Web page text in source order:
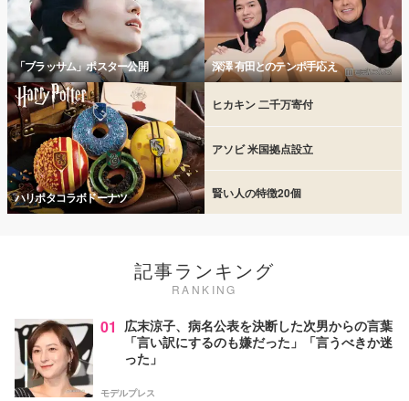
「ブラッサム」ポスター公開 深澤 有田とのテンポ手応え
ハリポタコラボドーナツ
ヒカキン 二千万寄付
アソビ 米国拠点設立
賢い人の特徴20個
記事ランキング
RANKING
01 広末涼子、病名公表を決断した次男からの言葉
「言い訳にするのも嫌だった」「言うべきか迷
った」
モデルプレス